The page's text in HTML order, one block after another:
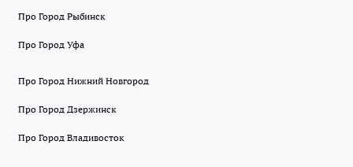
Про Город Рыбинск
Про Город Уфа
Про Город Нижний Новгород
Про Город Дзержинск
Про Город Владивосток